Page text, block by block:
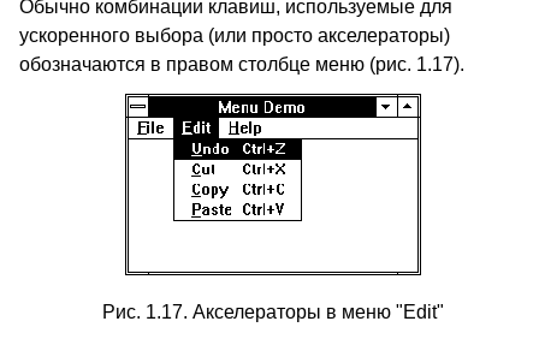
Обычно комбинации клавиш, используемые для
ускоренного выбора (или просто акселераторы)
обозначаются в правом столбце меню (рис. 1.17).
Рис. 1.17. Акселераторы в меню "Edit"